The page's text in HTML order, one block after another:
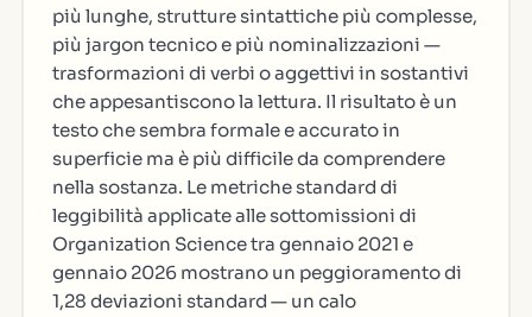
più lunghe, strutture sintattiche più complesse,
più jargon tecnico e più nominalizzazioni —
trasformazioni di verbi o aggettivi in sostantivi
che appesantiscono la lettura. Il risultato è un
testo che sembra formale e accurato in
superficie ma è più difficile da comprendere
nella sostanza. Le metriche standard di
leggibilità applicate alle sottomissioni di
Organization Science tra gennaio 2021 e
gennaio 2026 mostrano un peggioramento di
1,28 deviazioni standard — un calo